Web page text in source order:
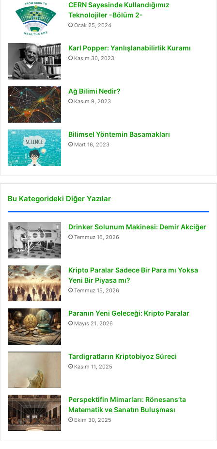
CERN Sayesinde Kullandığımız
Teknolojiler -Bölüm 2-
Ocak 25, 2024
Karl Popper: Yanlışlanabilirlik Kuramı
Kasım 30, 2023
Ağ Bilimi Nedir?
Kasım 9, 2023
Bilimsel Yöntemin Basamakları
Mart 16, 2023
Bu Kategorideki Diğer Yazılar
Drinker Solunum Makinesi: Demir Akciğer
Temmuz 16, 2026
Kripto Paralar Sadece Bir Para mı Yoksa
Yeni Bir Piyasa mı?
Temmuz 15, 2026
Paranın Yeni Geleceği: Kripto Paralar
Mayıs 21, 2026
Tardigratların Kriptobiyoz Süreci
Kasım 11, 2025
Perspektifin Mimarları: Rönesans’ta
Matematik ve Sanatın Buluşması
Ekim 30, 2025